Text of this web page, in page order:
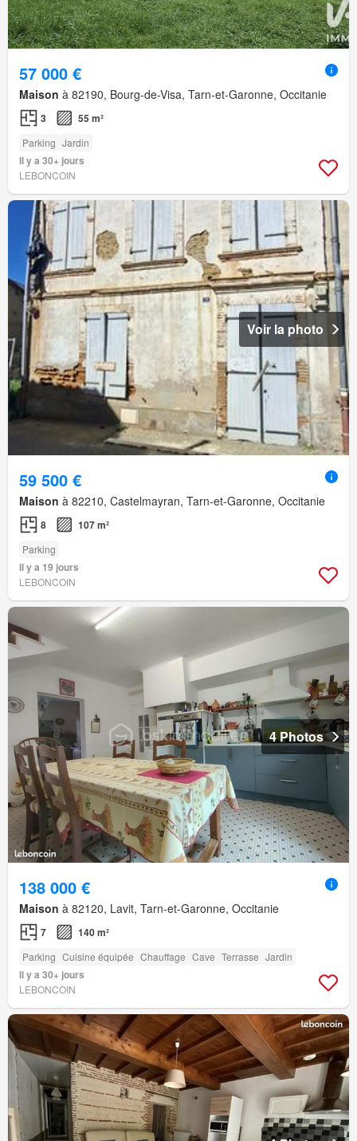
57 000 €
Maison à 82190, Bourg-de-Visa, Tarn-et-Garonne, Occitanie
3 55 m²
Parking Jardin
Il y a 30+ jours
LEBONCOIN
Voir la photo
59 500 €
Maison à 82210, Castelmayran, Tarn-et-Garonne, Occitanie
8 107 m²
Parking
Il y a 19 jours
LEBONCOIN
4 Photos
138 000 €
Maison à 82120, Lavit, Tarn-et-Garonne, Occitanie
7 140 m²
Parking Cuisine équipée Chauffage Cave Terrasse Jardin
Il y a 30+ jours
LEBONCOIN